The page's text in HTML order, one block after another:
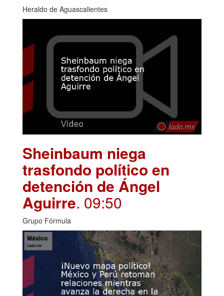
Heraldo de Aguascalientes
Sheinbaum niega
trasfondo político en
detención de Ángel
Aguirre. 09:50
Grupo Fórmula